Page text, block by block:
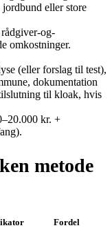
eller store
og-
omkostninger.
(eller forslag til test),
dokumentation
til kloak, hvis
kr. +
metode
Fordel